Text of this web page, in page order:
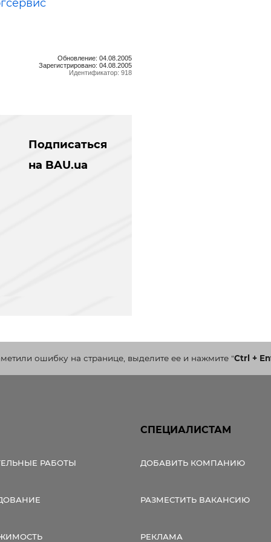
Обновление: 04.08.2005
Зарегистрировано: 04.08.2005
Идентификатор: 918
Подписаться
на BAU.ua
ошибку на странице, выделите ее и нажмите"Ctrl +
РАБОТЫ
СПЕЦИАЛИСТАМ
ДОБАВИТЬ КОМПАНИЮ
РАЗМЕСТИТЬ ВАКАНСИЮ
РЕКЛАМА